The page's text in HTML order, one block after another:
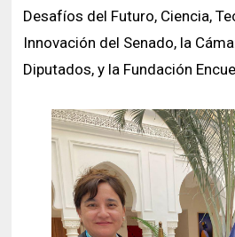
Desafíos del Futuro, Ciencia,
Innovación del Senado, la
Diputados, y la Fundación